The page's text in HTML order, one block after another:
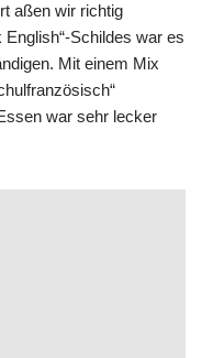
aßen wir richtig
Schildes war es
Mit einem Mix
war sehr lecker